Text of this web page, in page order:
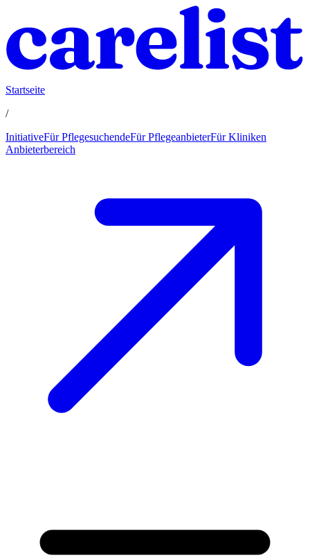
Startseite
/
InitiativeFür PflegesuchendeFür PflegeanbieterFür Kliniken
Anbieterbereich